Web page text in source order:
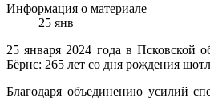
Информация о материале
25 янв
25 января 2024 года в Псковской
Бёрнс: 265 лет со дня рождения
Благодаря объединению усилий